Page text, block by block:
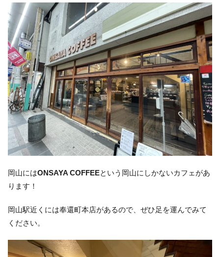
岡山にはONSAYA COFFEEという岡山にしかないカフェがあ
ります！
岡山駅近くには奉還町本店があるので、ぜひ足を運んでみて
ください。